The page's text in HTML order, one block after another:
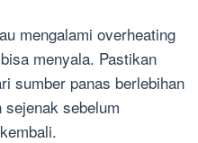
mengalami overheating
menyala. Pastikan
sumber panas berlebihan
sebelum